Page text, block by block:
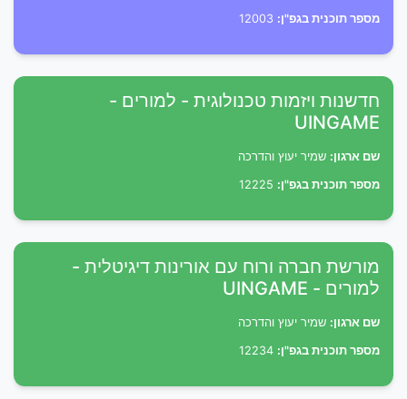
מספר תוכנית בגפ"ן:
חדשנות ויזמות טכנולוגית - למורים -
UINGAME
שם ארגון: שמיר יעוץ והדרכה
מספר תוכנית בגפ"ן:
מורשת חברה ורוח עם אורינות דיגיטלית -
למורים - UINGAME
שם ארגון: שמיר יעוץ והדרכה
מספר תוכנית בגפ"ן: